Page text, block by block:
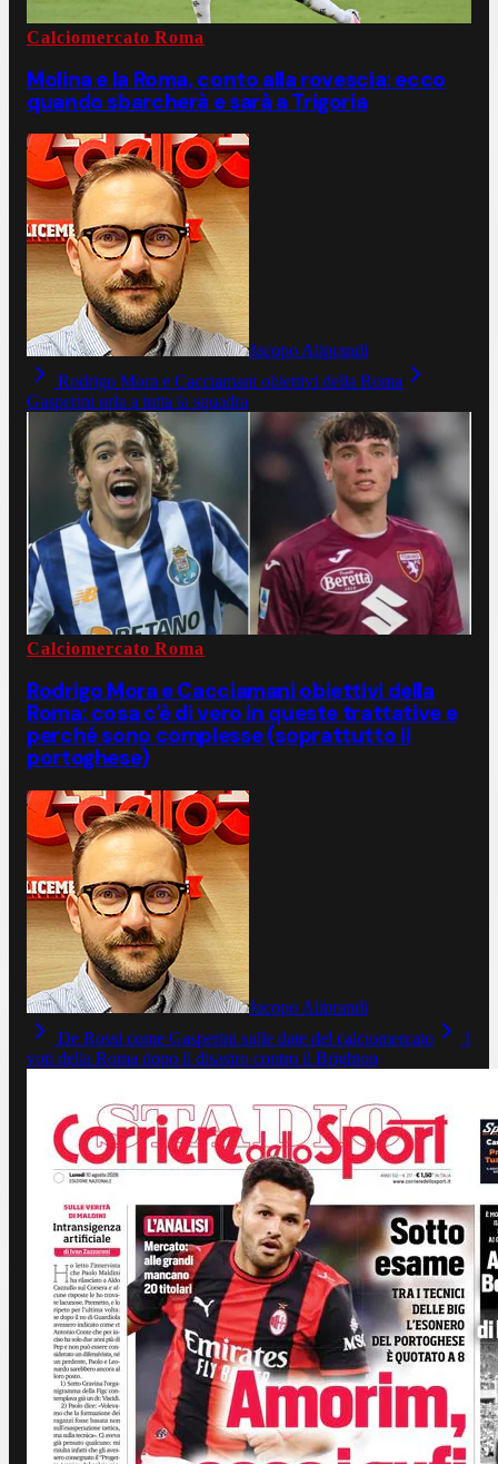
Calciomercato Roma
Molina e la Roma, conto alla rovescia: ecco
quando sbarcherà e sarà a Trigoria
Jacopo Aliprandi
Rodrigo Mora e Cacciamani obiettivi della Roma
Gasperini urla a tutta la squadra
Calciomercato Roma
Rodrigo Mora e Cacciamani obiettivi della
Roma: cosa c'è di vero in queste trattative e
perché sono complesse (soprattutto il
portoghese)
Jacopo Aliprandi
De Rossi come Gasperini sulle date del calciomercato
I
voti della Roma dopo il disastro contro il Brighton